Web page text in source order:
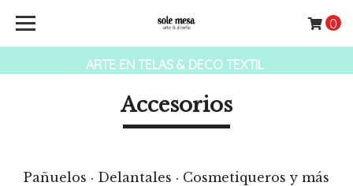
ARTE EN TELAS & DECO TEXTIL
0
Accesorios
Pañuelos · Delantales · Cosmetiqueros y más